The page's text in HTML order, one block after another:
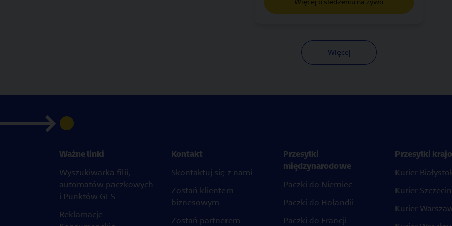
Więcej
Ważne linki
Wyszukiwarka filii,
automatów paczkowych
i Punktów GLS
Reklamacje
Kontakt
Skontaktuj się z nami
Zostań klientem
biznesowym
Zostań partnerem
Przesyłki
międzynarodowe
Paczki do Niemiec
Paczki do Holandii
Paczki do Francji
Przesyłki
Kurier
Kurier Szczecin
Kurier